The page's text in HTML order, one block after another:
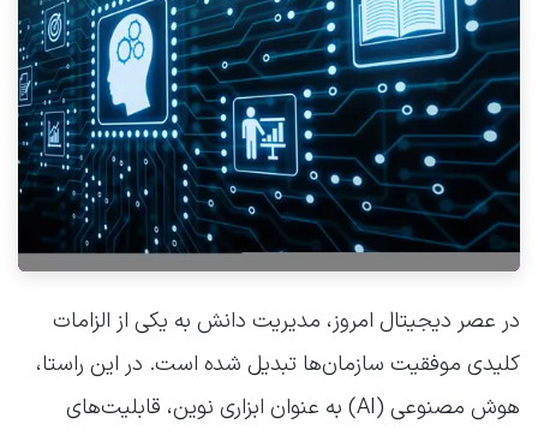
در عصر دیجیتال امروز، مدیریت دانش به یکی از الزامات
کلیدی موفقیت سازمان‌ها تبدیل شده است. در این راستا،
هوش مصنوعی (AI) به عنوان ابزاری نوین، قابلیت‌های